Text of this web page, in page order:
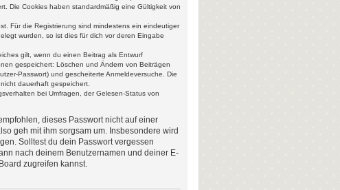
Die Cookies haben standardmäßig eine Gültigkeit von
Für die Registrierung sind mindestens ein eindeutiger
wurden, so ist dies für dich vor deren Eingabe
gilt, wenn du einen Beitrag als Entwurf
gespeichert: Löschen und Ändern von Beiträgen
Passwort) und gescheiterte Anmeldeversuche. Die
dauerhaft gespeichert.
bei Umfragen, der Gelesen-Status von
dieses Passwort nicht auf einer
geh mit ihm sorgsam um. Insbesondere wird
Solltest du dein Passwort vergessen
nach deinem Benutzernamen und deiner E-
zugreifen kannst.